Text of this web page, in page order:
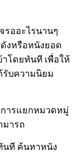
รออะไรนานๆ
งหรือหนังยอด
โดยทันที เพื่อให้
บความนิยม
การแยกหมวดหมู่
มารถ
นที ค้นหาหนัง